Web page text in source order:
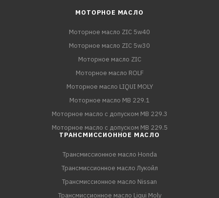
МОТОРНОЕ МАСЛО
Моторное масло ZIC 5w40
Моторное масло ZIC 5w30
Моторное масло ZIC
Моторное масло ROLF
Моторное масло LIQUI MOLY
Моторное масло MB 229.1
Моторное масло с допуском MB 229.3
Моторное масло с допуском MB 229.5
ТРАНСМИССИОННОЕ МАСЛО
Трансмиссионное масло Honda
Трансмиссионное масло Лукойл
Трансмиссионное масло Nissan
Трансмиссионное масло Liqui Moly